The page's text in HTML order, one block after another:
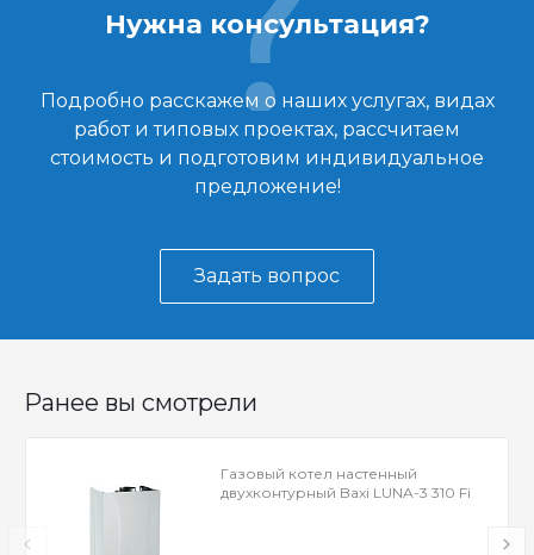
Нужна консультация?
Подробно расскажем о наших услугах, видах
работ и типовых проектах, рассчитаем
стоимость и подготовим индивидуальное
предложение!
Задать вопрос
Ранее вы смотрели
Газовый котел настенный
двухконтурный Baxi LUNA-3 310 Fi